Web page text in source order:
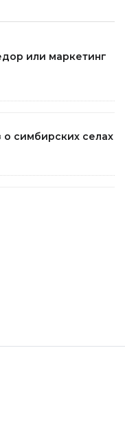
или маркетинг
о симбирских селах